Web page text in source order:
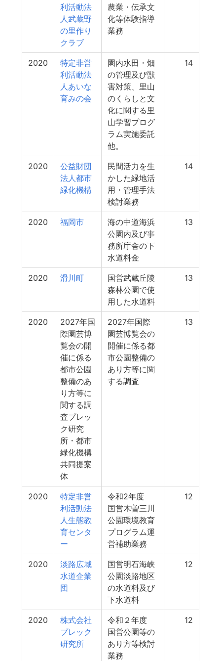
利活動法
人武蔵野
の里作り
クラブ
農業・伝承文
化等体験指導
業務
2020
特定非営
利活動法
人あいな
育みの会
園内水田・畑
の管理及び獣
害対策、里山
のくらしと文
化に関する里
山学習プログ
ラム実施委託
他。
14
2020
公益財団
法人都市
緑化機構
民間活力を生
かした緑地活
用・管理手法
検討業務
14
2020 福岡市
海の中道海浜
公園内及び事
務所庁舎の下
水道料金
13
2020 滑川町
国営武蔵丘陵
森林公園で使
用した水道料
13
2020
2027年国
際園芸博
覧会の開
催に係る
都市公園
整備のあ
り方等に
関する調
査プレッ
ク研究
所・都市
緑化機構
共同提案
体
2027年国際
園芸博覧会の
開催に係る都
市公園整備の
あり方等に関
する調査
13
2020
特定非営
利活動法
人生態教
育センタ
ー
令和2年度
国営木曽三川
公園環境教育
プログラム運
営補助業務
12
2020
淡路広域
水道企業
団
国営明石海峡
公園淡路地区
の水道料及び
下水道料
12
2020
株式会社
プレック
研究所
令和２年度
国営公園等の
あり方等検討
業務
12